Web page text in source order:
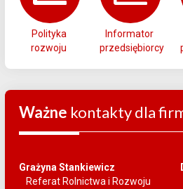
Polityka
rozwoju
Informator
przedsiębiorcy
Ważne kontakty dla
Grażyna Stankiewicz
Referat Rolnictwa i Rozwoju